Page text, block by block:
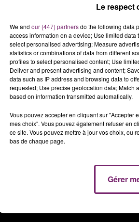
Le respect
We and our (447) partnersdo the following data
access information on a device; Use limited
select personalised advertising; Measure
statistics or combinations of data from different
profiles to select personalised content; Use
Deliver and present advertising and content;
data such as IP address and browsing data to
requested; Use precise geolocation data; Match
based on information transmitted automatically.
Vous pouvez accepter en cliquant sur "Accepter
mes choix". Vous pouvez également refuser en
ce site. Vous pouvez mettre à jour vos choix, ou
bas de chaque page.
Gérer